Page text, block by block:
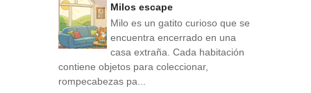
Milos escape
Milo es un gatito curioso que se
encuentra encerrado en una
casa extraña. Cada habitación
contiene objetos para coleccionar,
rompecabezas pa...